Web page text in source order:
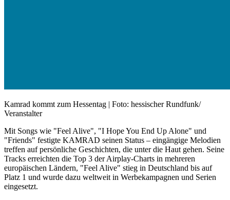
Kamrad kommt zum Hessentag | Foto: hessischer Rundfunk/
Veranstalter
Mit Songs wie "Feel Alive", "I Hope You End Up Alone" und
"Friends" festigte KAMRAD seinen Status – eingängige Melodien
treffen auf persönliche Geschichten, die unter die Haut gehen. Seine
Tracks erreichten die Top 3 der Airplay-Charts in mehreren
europäischen Ländern, "Feel Alive" stieg in Deutschland bis auf
Platz 1 und wurde dazu weltweit in Werbekampagnen und Serien
eingesetzt.